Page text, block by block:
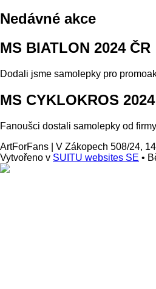
Nedávné akce
MS BIATLON 2024 ČR
Dodali jsme samolepky pro
MS CYKLOKROS
Fanoušci dostali samolepky od
ArtForFans
V Zákopech 508/24,
Vytvořeno v SUITU websites SE •